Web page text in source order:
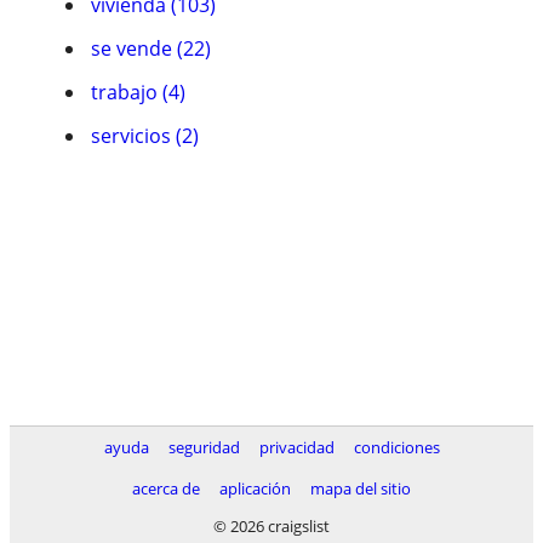
se vende (22)
trabajo (4)
servicios (2)
ayuda seguridad privacidad
condiciones
acerca de
aplicación
mapa del sitio
© 2026 craigslist